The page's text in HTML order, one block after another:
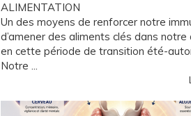
ALIMENTATION
Un des moyens de renforcer notre
d’amener des aliments clés dans notre
en cette période de transition été-
Notre ...